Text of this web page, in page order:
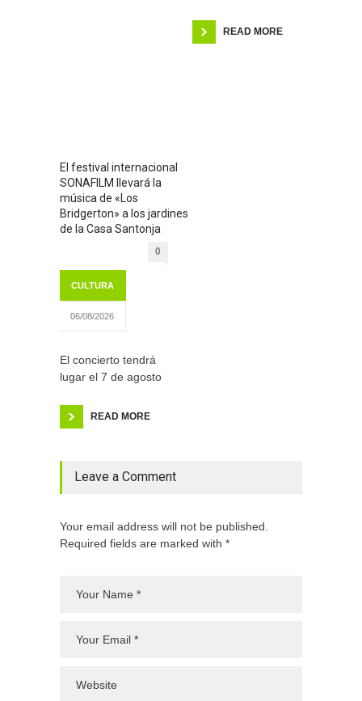
READ MORE
El festival internacional
SONAFILM llevará la
música de «Los
Bridgerton» a los jardines
de la Casa Santonja
0
CULTURA
06/08/2026
El concierto tendrá
lugar el 7 de agosto
READ MORE
Leave a Comment
Your email address will not be published.
Required fields are marked with *